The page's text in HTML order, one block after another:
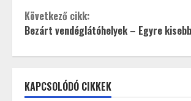
Következő cikk:
Bezárt vendéglátóhelyek – Egyre
KAPCSOLÓDÓ CIKKEK